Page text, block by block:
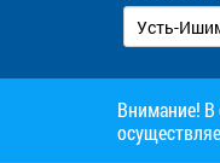
Внимание! В